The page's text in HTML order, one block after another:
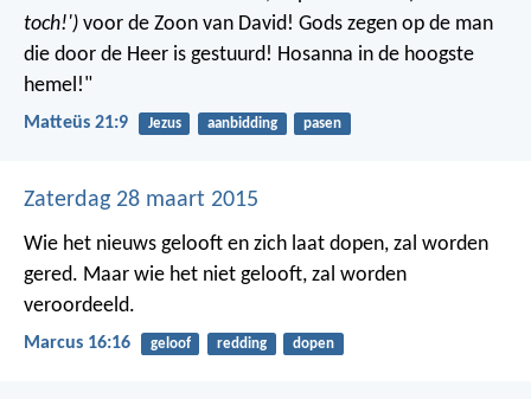
toch!') voor de Zoon van David! Gods zegen op de man
die door de Heer is gestuurd! Hosanna in de hoogste
hemel!"
Matteüs 21:9 Jezus aanbidding pasen
Zaterdag 28 maart 2015
Wie het nieuws gelooft en zich laat dopen, zal worden
gered. Maar wie het niet gelooft, zal worden
veroordeeld.
Marcus 16:16 geloof redding dopen